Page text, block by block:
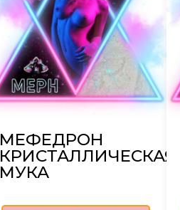
МЕФЕДРОН
КРИСТАЛЛИЧЕСКАЯ
МУКА